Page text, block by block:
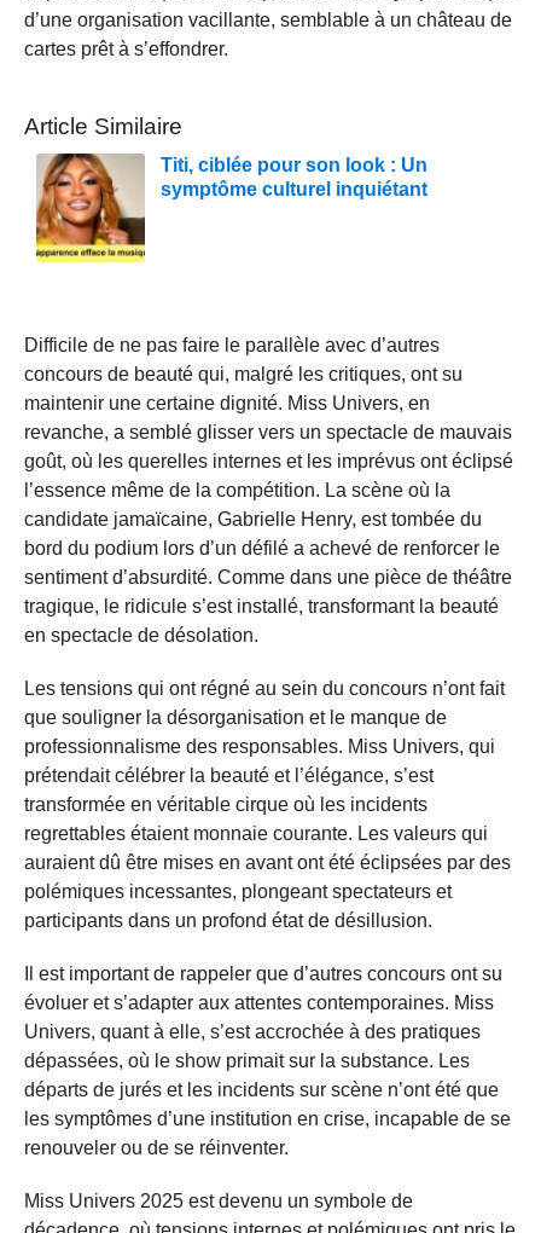
d’une organisation vacillante, semblable à un château de
cartes prêt à s’effondrer.
Article Similaire
Titi, ciblée pour son look : Un
symptôme culturel inquiétant
Difficile de ne pas faire le parallèle avec d’autres
concours de beauté qui, malgré les critiques, ont su
maintenir une certaine dignité. Miss Univers, en
revanche, a semblé glisser vers un spectacle de mauvais
goût, où les querelles internes et les imprévus ont éclipsé
l’essence même de la compétition. La scène où la
candidate jamaïcaine, Gabrielle Henry, est tombée du
bord du podium lors d’un défilé a achevé de renforcer le
sentiment d’absurdité. Comme dans une pièce de théâtre
tragique, le ridicule s’est installé, transformant la beauté
en spectacle de désolation.
Les tensions qui ont régné au sein du concours n’ont fait
que souligner la désorganisation et le manque de
professionnalisme des responsables. Miss Univers, qui
prétendait célébrer la beauté et l’élégance, s’est
transformée en véritable cirque où les incidents
regrettables étaient monnaie courante. Les valeurs qui
auraient dû être mises en avant ont été éclipsées par des
polémiques incessantes, plongeant spectateurs et
participants dans un profond état de désillusion.
Il est important de rappeler que d’autres concours ont su
évoluer et s’adapter aux attentes contemporaines. Miss
Univers, quant à elle, s’est accrochée à des pratiques
dépassées, où le show primait sur la substance. Les
départs de jurés et les incidents sur scène n’ont été que
les symptômes d’une institution en crise, incapable de se
renouveler ou de se réinventer.
Miss Univers 2025 est devenu un symbole de